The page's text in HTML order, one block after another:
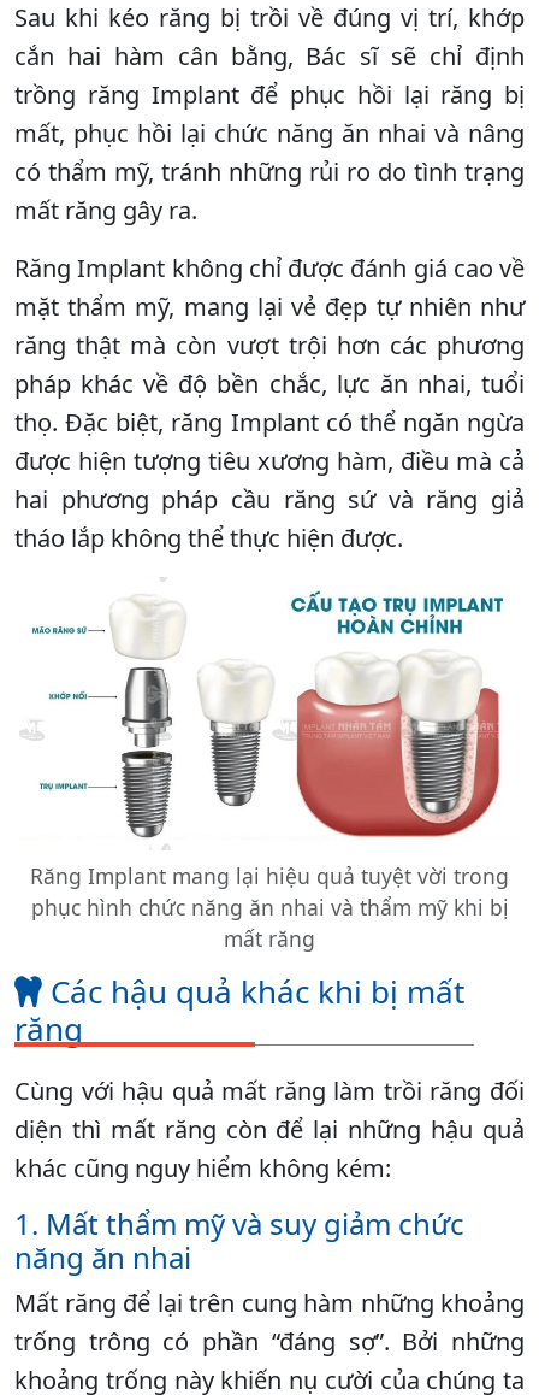
Sau khi kéo răng bị trồi về đúng vị trí, khớp
cắn hai hàm cân bằng, Bác sĩ sẽ chỉ định
trồng răng Implant để phục hồi lại răng bị
mất, phục hồi lại chức năng ăn nhai và nâng
có thẩm mỹ, tránh những rủi ro do tình trạng
mất răng gây ra.
Răng Implant không chỉ được đánh giá cao về
mặt thẩm mỹ, mang lại vẻ đẹp tự nhiên như
răng thật mà còn vượt trội hơn các phương
pháp khác về độ bền chắc, lực ăn nhai, tuổi
thọ. Đặc biệt, răng Implant có thể ngăn ngừa
được hiện tượng tiêu xương hàm, điều mà cả
hai phương pháp cầu răng sứ và răng giả
tháo lắp không thể thực hiện được.
Răng Implant mang lại hiệu quả tuyệt vời trong
phục hình chức năng ăn nhai và thẩm mỹ khi bị
mất răng
Các hậu quả khác khi bị mất
răng
Cùng với hậu quả mất răng làm trồi răng đối
diện thì mất răng còn để lại những hậu quả
khác cũng nguy hiểm không kém:
1. Mất thẩm mỹ và suy giảm chức
năng ăn nhai
Mất răng để lại trên cung hàm những khoảng
trống trông có phần “đáng sợ”. Bởi những
khoảng trống này khiến nụ cười của chúng ta